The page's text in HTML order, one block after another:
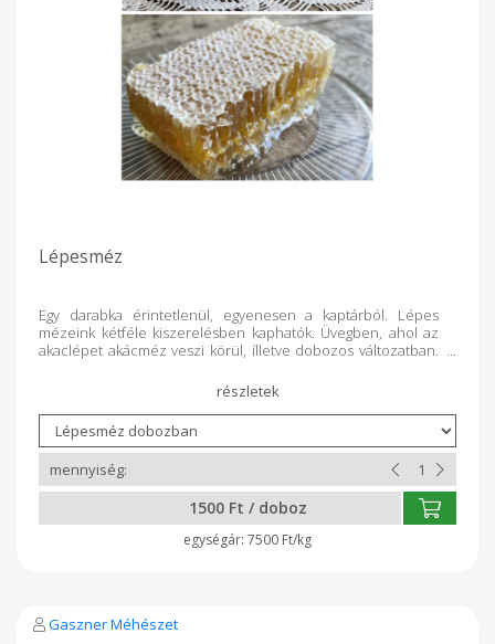
Lépesméz
Egy darabka érintetlenül, egyenesen a kaptárból. Lépes
mézeink kétféle kiszerelésben kaphatók. Üvegben, ahol az
akaclépet akácméz veszi körül, ílletve dobozos változatban.
eltérhet. Ez függ a dobozban lévő lép súlyától, ami 20-30 dkg
1500 Ft / doboz
7500 Ft/kg
Gaszner Méhészet